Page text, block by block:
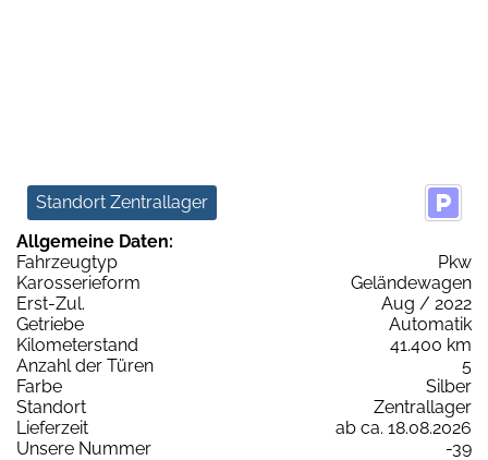
Standort Zentrallager
Allgemeine Daten:
Fahrzeugtyp
Pkw
Karosserieform
Geländewagen
Erst-Zul.
Aug / 2022
Getriebe
Automatik
Kilometerstand
41.400 km
Anzahl der Türen
5
Farbe
Silber
Standort
Zentrallager
Lieferzeit
ab ca. 18.08.2026
Unsere Nummer
-39